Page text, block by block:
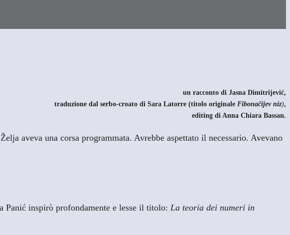
un racconto di Jasna Dimitrijević,
traduzione dal serbo-croato di Sara Latorre (titolo originale Fibonačijev niz),
editing di Anna Chiara Bassan.
aveva una corsa programmata. Avrebbe aspettato il necessario. Avevano
inspirò profondamente e lesse il titolo: La teoria dei numeri in